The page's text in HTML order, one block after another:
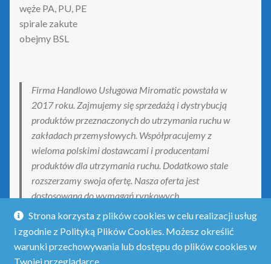
Strona korzysta z plików cookies w celu realizacji usług
i zgodnie z Polityką Plików Cookies. Możesz określić
warunki przechowywania lub dostępu do plików cookies w
Twojej przeglądarce.
węże PA, PU, PE
spirale zakute
obejmy BSL
Firma Handlowo Usługowa Miromatic powstała w
2017 roku. Zajmujemy się sprzedażą i dystrybucją
produktów przeznaczonych do utrzymania ruchu w
zakładach przemysłowych. Współpracujemy z
wieloma polskimi dostawcami i producentami
produktów dla utrzymania ruchu. Dodatkowo stale
rozszerzamy swoja ofertę. Nasza oferta jest
dostosowana do wymagań rynkowych.